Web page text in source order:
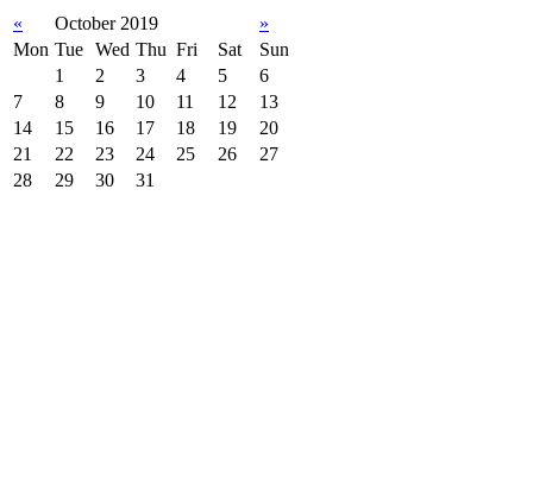
« October 2019
»
Mon Tue Wed Thu Fri Sat
Sun
1
2 3 4 5
6
7
8 9 10 11 12
13
14
15 16 17 18 19
20
21
22 23 24 25 26
27
28
29 30 31